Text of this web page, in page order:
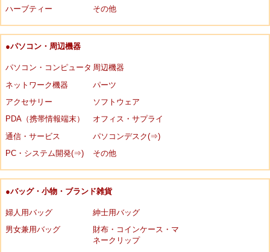
ハーブティー
その他
●パソコン・周辺機器
パソコン・コンピュータ 周辺機器
ネットワーク機器
パーツ
アクセサリー
ソフトウェア
PDA（携帯情報端末）
オフィス・サプライ
通信・サービス
パソコンデスク(⇒)
PC・システム開発(⇒)
その他
●バッグ・小物・ブランド雑貨
婦人用バッグ
紳士用バッグ
男女兼用バッグ
財布・コインケース・マ
ネークリップ